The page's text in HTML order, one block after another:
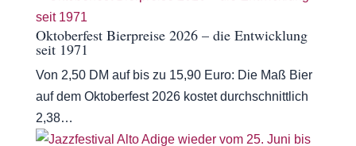
Oktoberfest Bierpreise 2026 – die Entwicklung
seit 1971
Von 2,50 DM auf bis zu 15,90 Euro: Die Maß Bier
auf dem Oktoberfest 2026 kostet durchschnittlich
2,38…